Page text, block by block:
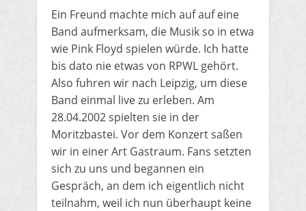
​Ein Freund machte mich auf auf eine
Band aufmerksam, die Musik so in etwa
wie Pink Floyd spielen würde. Ich hatte
bis dato nie etwas von RPWL gehört.
Also fuhren wir nach Leipzig, um diese
Band einmal live zu erleben. Am
28.04.2002 spielten sie in der
Moritzbastei. Vor dem Konzert saßen
wir in einer Art Gastraum. Fans setzten
sich zu uns und begannen ein
Gespräch, an dem ich eigentlich nicht
teilnahm, weil ich nun überhaupt keine